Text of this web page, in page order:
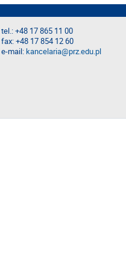
tel.: +48 17 865 11 00
fax: +48 17 854 12 60
e-mail:kancelaria@prz.edu.pl